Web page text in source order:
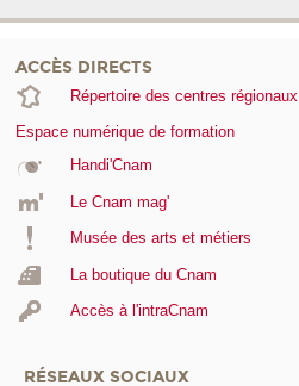
ACCÈS DIRECTS
Répertoire des centres régionaux
Espace numérique de formation
Handi'Cnam
Le Cnam mag'
Musée des arts et métiers
La boutique du Cnam
Accès à l'intraCnam
RÉSEAUX SOCIAUX